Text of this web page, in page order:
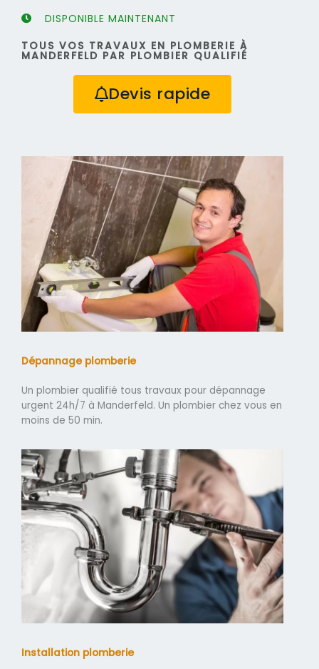
DISPONIBLE MAINTENANT
TOUS VOS TRAVAUX EN PLOMBERIE À
MANDERFELD PAR PLOMBIER QUALIFIÉ
Devis rapide
Dépannage plomberie
Un plombier qualifié tous travaux pour dépannage
urgent 24h/7 à Manderfeld. Un plombier chez vous en
moins de 50 min.
Installation plomberie